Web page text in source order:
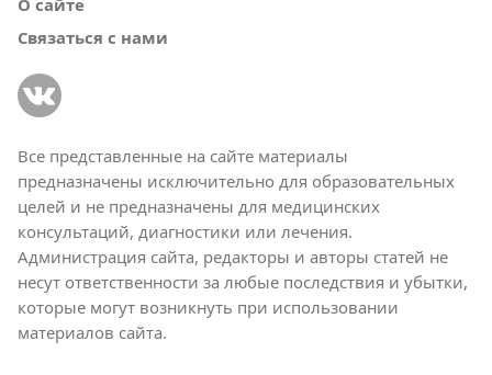
Связаться с нами
Все представленные на сайте материалы
предназначены исключительно для образовательных
целей и не предназначены для медицинских
консультаций, диагностики или лечения.
Администрация сайта, редакторы и авторы статей не
несут ответственности за любые последствия и убытки,
которые могут возникнуть при использовании
материалов сайта.